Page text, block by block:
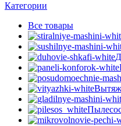
Категории
Все товары